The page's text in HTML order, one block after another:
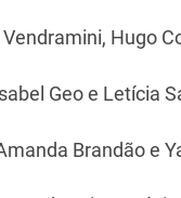
Hugo
Geo e Letícia
Brandão e